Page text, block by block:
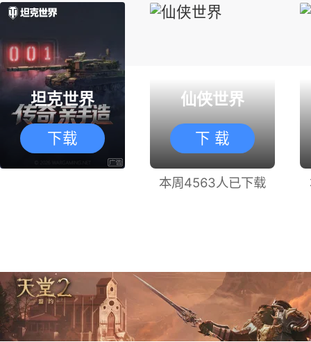
坦克世界
下载
仙侠世界
下 载
本周4563人已下载